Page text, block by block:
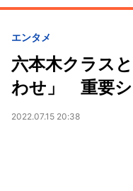
エンタメ
六本木クラス
わせ」 重要シ
2022.07.15 20:38